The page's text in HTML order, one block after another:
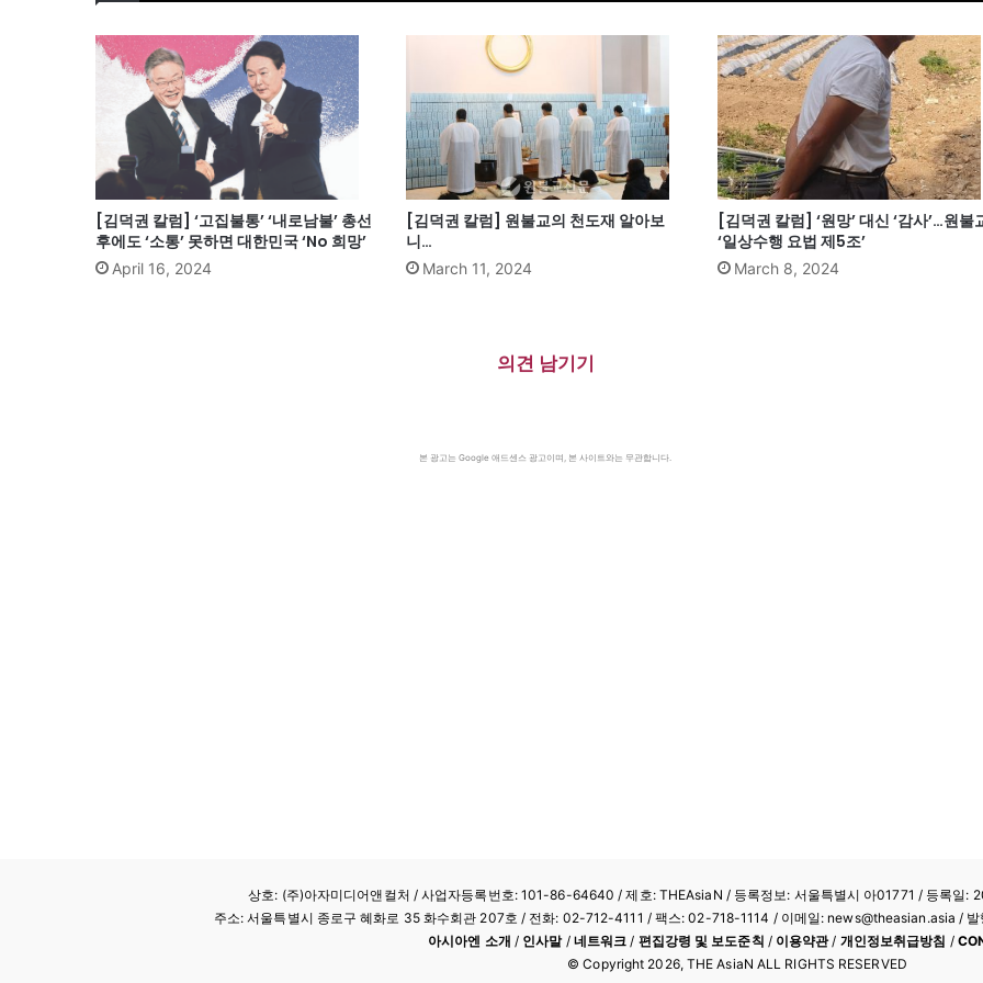
[김덕권 칼럼] ‘고집불통’ ‘내로남불’ 총선
후에도 ‘소통’ 못하면 대한민국 ‘No 희망’
April 16, 2024
[김덕권 칼럼] 원불교의 천도재 알아보
니…
March 11, 2024
[김덕권 칼럼] ‘원망’ 대신 ‘감사’…원불
‘일상수행 요법 제5조’
March 8, 2024
의견 남기기
본 광고는 Google 애드센스 광고이며, 본 사이트와는 무관합니다.
상호: (주)아자미디어앤컬처 /사업자등록번호: 101-86-64640 / 제호: THEAsiaN / 등록정보: 서울특별시 아01771 / 등록일:
주소: 서울특별시 종로구 혜화로 35 화수회관 207호 / 전화: 02-712-4111 / 팩스: 02-718-1114 / 이메일: news@theasian.asia /
아시아엔 소개 / 인사말/ 네트워크 / 편집강령 및 보도준칙 / 이용약관/ 개인정보취급방침 /
© Copyright 2026, THE AsiaN ALL RIGHTS RESERVED